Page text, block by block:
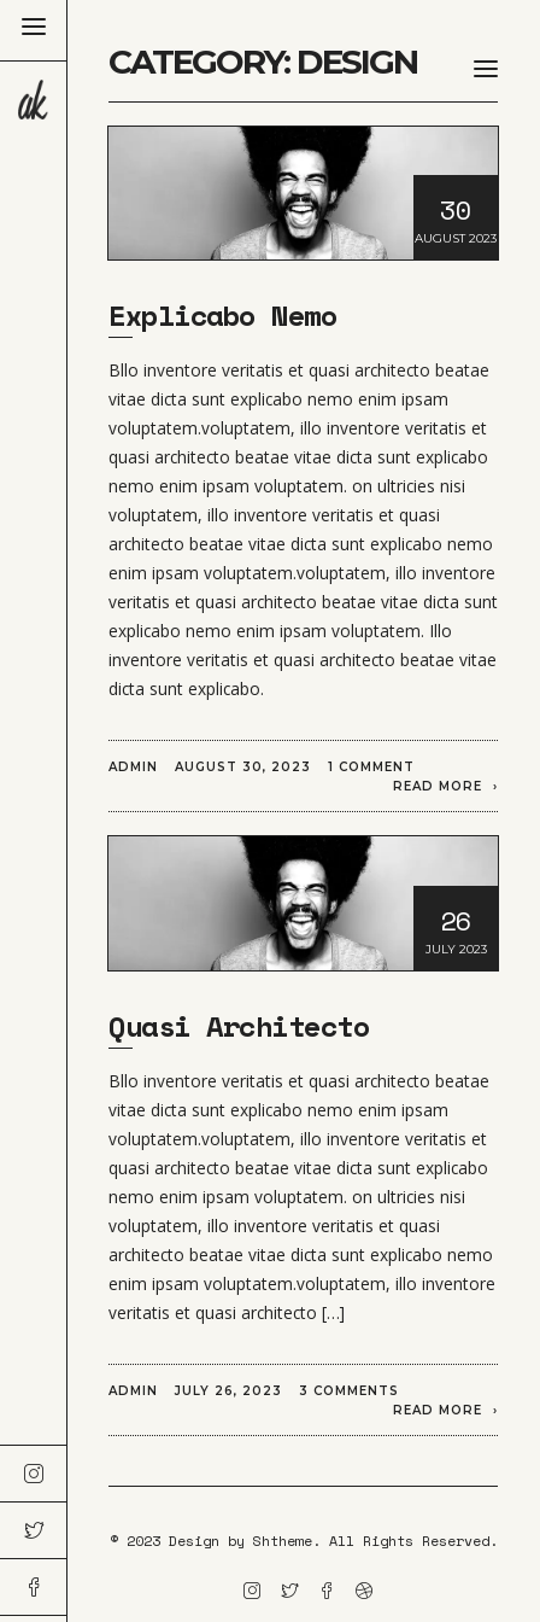
CATEGORY: DESIGN
30
AUGUST 2023
Explicabo Nemo
Bllo inventore veritatis et quasi architecto beatae
vitae dicta sunt explicabo nemo enim ipsam
voluptatem.voluptatem, illo inventore veritatis et
quasi architecto beatae vitae dicta sunt explicabo
nemo enim ipsam voluptatem. on ultricies nisi
voluptatem, illo inventore veritatis et quasi
architecto beatae vitae dicta sunt explicabo nemo
enim ipsam voluptatem.voluptatem, illo inventore
veritatis et quasi architecto beatae vitae dicta sunt
explicabo nemo enim ipsam voluptatem. Illo
inventore veritatis et quasi architecto beatae vitae
dicta sunt explicabo.
ADMIN AUGUST 30, 2023
1 COMMENT
READ MORE
26
JULY 2023
Quasi Architecto
Bllo inventore veritatis et quasi architecto beatae
vitae dicta sunt explicabo nemo enim ipsam
voluptatem.voluptatem, illo inventore veritatis et
quasi architecto beatae vitae dicta sunt explicabo
nemo enim ipsam voluptatem. on ultricies nisi
voluptatem, illo inventore veritatis et quasi
architecto beatae vitae dicta sunt explicabo nemo
enim ipsam voluptatem.voluptatem, illo inventore
veritatis et quasi architecto […]
ADMIN JULY 26, 2023
3 COMMENTS
READ MORE
© 2023 Design by Shtheme. All Rights Reserved.